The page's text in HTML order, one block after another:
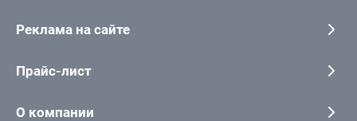
Реклама на сайте
Прайс-лист
О компании